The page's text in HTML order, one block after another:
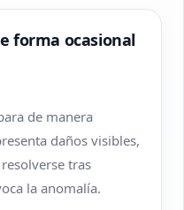
forma ocasional
de manera
daños visibles,
tras
la anomalía.